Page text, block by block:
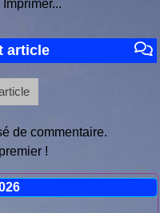
Imprimer...
article
de commentaire.
!